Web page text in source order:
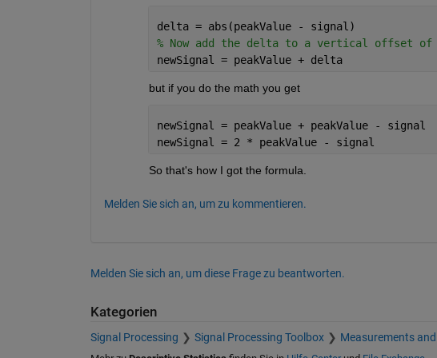
delta = abs(peakValue - signal)
% Now add the delta to a vertical offset of
newSignal = peakValue + delta
but if you do the math you get
newSignal = peakValue + peakValue - signal
newSignal = 2 * peakValue - signal
So that's how I got the formula.
Melden Sie sich an, um zu kommentieren.
Melden Sie sich an, um diese Frage zu beantworten.
Kategorien
Signal Processing Signal Processing Toolbox Measurements